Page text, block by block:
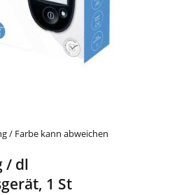
/ Farbe kann abweichen
/ dl
1 St